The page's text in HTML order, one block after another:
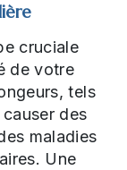
cruciale
de votre
tels
des
maladies
Une